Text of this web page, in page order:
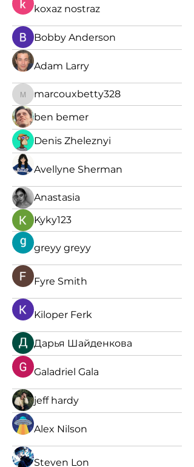
koxaz nostraz
Bobby Anderson
Adam Larry
marcouxbetty328
marcouxbetty328
ben bemer
Denis Zheleznyi
Avellyne Sherman
Anastasia
Kyky123
greyy greyy
Fyre Smith
Kiloper Ferk
Дарья Шайденкова
Galadriel Gala
jeff hardy
Alex Nilson
Steven Lon